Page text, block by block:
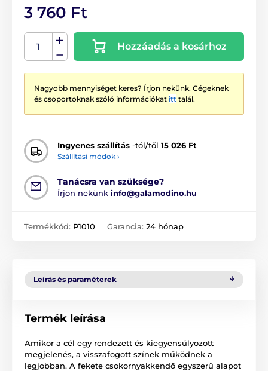
3 760 Ft
Hozzáadás a kosárhoz
Nagyobb mennyiséget keres? Írjon nekünk. Cégeknek
és csoportoknak szóló információkat itt talál.
Ingyenes szállítás -tól/től 15 026 Ft
Szállítási módok ›
Tanácsra van szüksége?
Írjon nekünk info@galamodino.hu
Termékkód: P1010 Garancia: 24 hónap
Leírás és paraméterek
Termék leírása
Amikor a cél egy rendezett és kiegyensúlyozott
megjelenés, a visszafogott színek működnek a
legjobban. A fekete csokornyakkendő egyszerű alapot